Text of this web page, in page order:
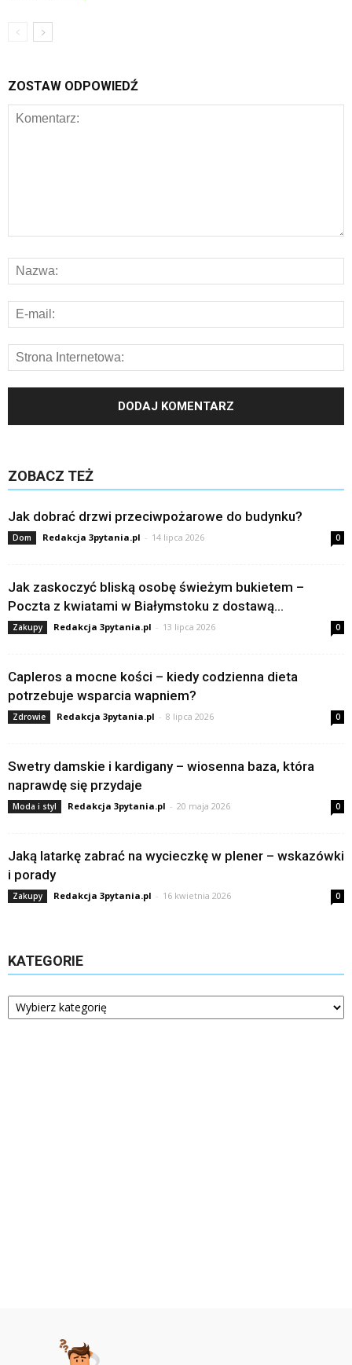
ZOSTAW ODPOWIEDŹ
ZOBACZ TEŻ
Jak dobrać drzwi przeciwpożarowe do budynku?
Dom Redakcja 3pytania.pl - 14 lipca 2026 0
Jak zaskoczyć bliską osobę świeżym bukietem –
Poczta z kwiatami w Białymstoku z dostawą...
Zakupy Redakcja 3pytania.pl - 13 lipca 2026 0
Capleros a mocne kości – kiedy codzienna dieta
potrzebuje wsparcia wapniem?
Zdrowie Redakcja 3pytania.pl - 8 lipca 2026 0
Swetry damskie i kardigany – wiosenna baza, która
naprawdę się przydaje
Moda i styl Redakcja 3pytania.pl - 20 maja 2026 0
Jaką latarkę zabrać na wycieczkę w plener – wskazówki
i porady
Zakupy Redakcja 3pytania.pl - 16 kwietnia 2026 0
KATEGORIE
Kategorie